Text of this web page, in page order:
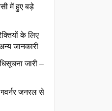
में हुए बड़े
के लिए
जानकारी
जारी –
जनरल से